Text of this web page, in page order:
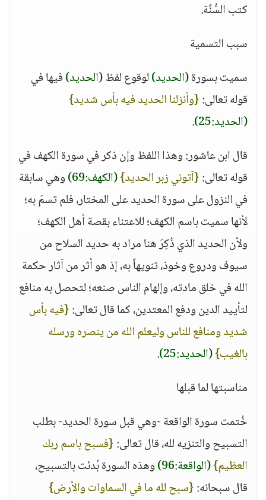
كتب السُّنَّة.
سبب التسمية
سميت بسورة(الحديد)لوقوع لفظ(الحديد)فيها في
قوله تعالى:{وأنزلنا الحديد فيه بأس شديد}
(الحديد:25)
.
قال ابن عاشور: وهذا اللفظ وإن ذكر في سورة الكهف في
قوله تعالى:{آتوني زبر الحديد}(الكهف:69)
وهي سابقة
في النزول على سورة الحديد على المختار، فلم تسمَ به؛
لأنها سميت باسم الكهف؛ للاعتناء بقصة أهل الكهف؛
ولأن الحديد الذي ذُكِرَ هنا مراد به حديد السلاح من
سيوف ودروع وخوذ، تنويهاً به، إذ هو أثر من آثار حكمة
الله في خلق مادته، وإلهام الناس صنعه؛ لتحصل به منافع
لتأييد الدين ودفع المعتدين، كما قال تعالى:{فيه بأس
شديد ومنافع للناس وليعلم الله من ينصره ورسله
بالغيب}(الحديد:25)
.
مناسبتها لما قبلها
خُتمت سورة الواقعة -وهي قبل سورة الحديد- بطلب
التسبيح والتنزيه لله، قال تعالى:{فسبح باسم ربك
العظيم}(الواقعة:96)
وهذه السورة بُدئت بالتسبيح،
قال سبحانه:{سبح لله ما في السماوات والأرض}